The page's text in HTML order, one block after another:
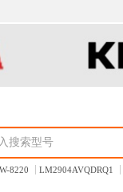
8220 LM2904AVQDRQ1